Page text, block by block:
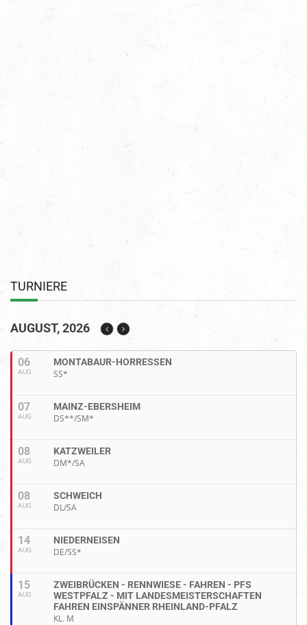
Landesmeister Vielseitigkeit ermittelt
TURNIERE
AUGUST, 2026
06
AUG
MONTABAUR-HORRESSEN
SS*
07
AUG
MAINZ-EBERSHEIM
DS**/SM*
08
AUG
KATZWEILER
DM*/SA
08
AUG
SCHWEICH
DL/SA
14
AUG
NIEDERNEISEN
DE/SS*
15
AUG
ZWEIBRÜCKEN - RENNWIESE - FAHREN - PFS
WESTPFALZ - MIT LANDESMEISTERSCHAFTEN
FAHREN EINSPÄNNER RHEINLAND-PFALZ
KL. M